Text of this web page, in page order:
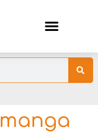
manga